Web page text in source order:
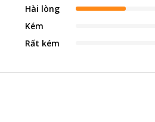
Hài lòng
Kém
Rất kém